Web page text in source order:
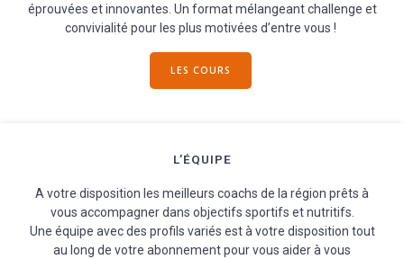
éprouvées et innovantes. Un format mélangeant challenge et
convivialité pour les plus motivées d’entre vous !
LES COURS
L’ÉQUIPE
A votre disposition les meilleurs coachs de la région prêts à
vous accompagner dans objectifs sportifs et nutritifs.
Une équipe avec des profils variés est à votre disposition tout
au long de votre abonnement pour vous aider à vous